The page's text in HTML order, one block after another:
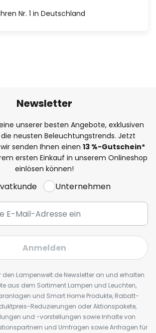
Nr. 1 in Deutschland
Newsletter
unserer besten Angebote, exklusiven
neusten Beleuchtungstrends. Jetzt
senden Ihnen einen 13 %-Gutschein*
ersten Einkauf in unserem Onlineshop
einlösen können!
Unternehmen
Anmelden
den Lampenwelt.de Newsletter an und erhalten
aus dem Sortiment Lampen und Leuchten,
und Smart Home Produkte, Rabatt-
Reduzierungen oder Aktionspakete,
und -vorstellungen sowie Inhalte von
und Umfragen sowie Anfragen für